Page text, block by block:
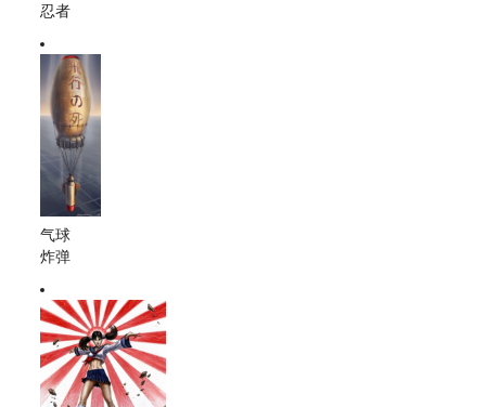
忍者
气球
炸弹